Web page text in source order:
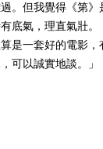
。但我覺得《第》
底氣，理直氣壯。
算是一套好的電影，
可以誠實地談。」